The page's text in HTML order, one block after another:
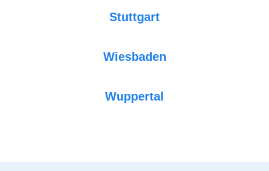
Stuttgart
Wiesbaden
Wuppertal